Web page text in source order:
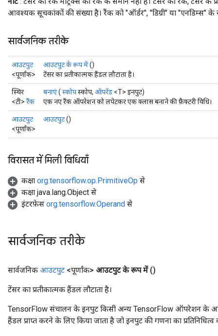
आवश्यक सूचकांकों की संख्या है। रैंक को "ऑर्डर", "डिग्री" या "एनडिम्स" के
सार्वजनिक तरीके
आउटपुट
<पूर्णांक>
आउटपुट के रूप में()
टेंसर का प्रतीकात्मक हैंडल लौटाता है।
स्थिर
<टी> रैंक
बनाएं( स्कोपस्कोप, ऑपरेंड <T> इनपुट)
एक नए रैंक ऑपरेशन को लपेटकर एक क्लास बनाने की फ़ैक्टरी विधि।
आउटपुट
<पूर्णांक>
आउटपुट()
विरासत में मिली विधियाँ
कक्षा org.tensorflow.op.PrimitiveOp से
कक्षा java.lang.Object से
इंटरफ़ेस org.tensorflow.Operand से
सार्वजनिक तरीके
सार्वजनिक आउटपुट <पूर्णांक> आउटपुट के रूप में ()
टेंसर का प्रतीकात्मक हैंडल लौटाता है।
TensorFlow संचालन के इनपुट किसी अन्य TensorFlow ऑपरेशन के
हैंडल प्राप्त करने के लिए किया जाता है जो इनपुट की गणना का प्रतिनिधित्व